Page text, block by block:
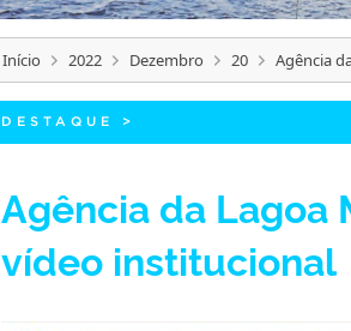
Início 2022 Dezembro 20 Agência
DESTAQUE >
Agência da Lagoa
vídeo institucional